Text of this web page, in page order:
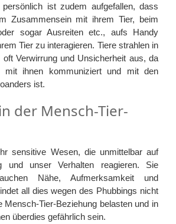
ist zudem aufgefallen, dass
Zusammensein mit ihrem Tier, beim
sogar Ausreiten etc., aufs Handy
Tier zu interagieren. Tiere strahlen in
oft Verwirrung und Unsicherheit aus, da
mit ihnen kommuniziert und mit den
ist.
der Mensch-Tier-
sensitive Wesen, die unmittelbar auf
und unser Verhalten reagieren. Sie
Nähe, Aufmerksamkeit und
all dies wegen des Phubbings nicht
Mensch-Tier-Beziehung belasten und in
überdies gefährlich sein.